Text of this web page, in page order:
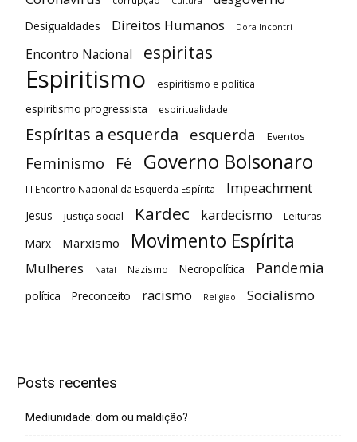
Desigualdades Direitos Humanos Dora Incontri
Encontro Nacional espiritas
Espiritismo espiritismo e política
espiritismo progressista espiritualidade
Espíritas a esquerda esquerda Eventos
Feminismo Fé Governo Bolsonaro
III Encontro Nacional da Esquerda Espírita Impeachment
Jesus justiça social Kardec kardecismo Leituras
Marx Marxismo Movimento Espírita
Mulheres Natal Nazismo Necropolítica Pandemia
política Preconceito racismo Religiao Socialismo
Posts recentes
Mediunidade: dom ou maldição?